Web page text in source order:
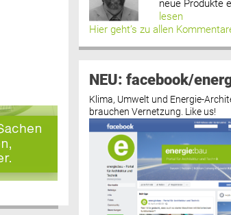
neue Produkte
lesen
Hier geht’s zu allen
NEU: facebook/
Klima, Umwelt und Energie-
brauchen Vernetzung. Like us!